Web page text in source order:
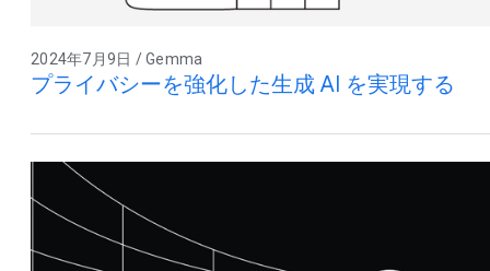
2024年7月9日 / Gemma
プライバシーを強化した生成 AI を実現する